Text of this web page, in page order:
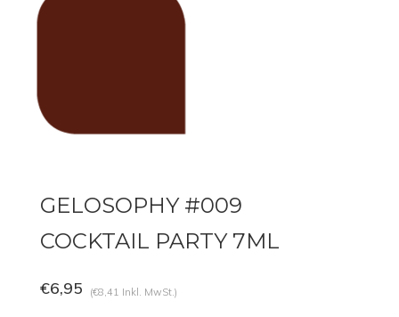
GELOSOPHY #009
COCKTAIL PARTY 7ML
€6,95 (€8,41 Inkl. MwSt.)